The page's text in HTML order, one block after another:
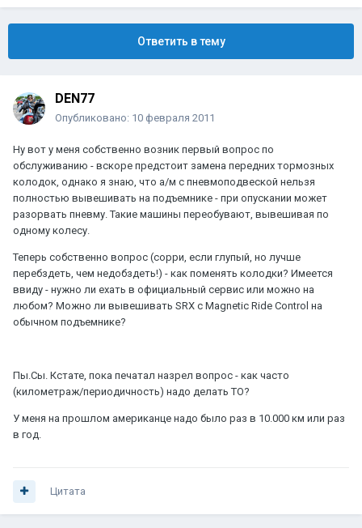
Ответить в тему
DEN77
Опубликовано: 10 февраля 2011
Ну вот у меня собственно возник первый вопрос по
обслуживанию - вскоре предстоит замена передних тормозных
колодок, однако я знаю, что а/м с пневмоподвеской нельзя
полностью вывешивать на подъемнике - при опускании может
разорвать пневму. Такие машины переобувают, вывешивая по
одному колесу.
Теперь собственно вопрос (сорри, если глупый, но лучше
перебздеть, чем недобздеть!) - как поменять колодки? Имеется
ввиду - нужно ли ехать в официальный сервис или можно на
любом? Можно ли вывешивать SRX с Magnetic Ride Control на
обычном подъемнике?
Пы.Сы. Кстате, пока печатал назрел вопрос - как часто
(километраж/периодичность) надо делать ТО?
У меня на прошлом американце надо было раз в 10.000 км или раз
в год.
Цитата